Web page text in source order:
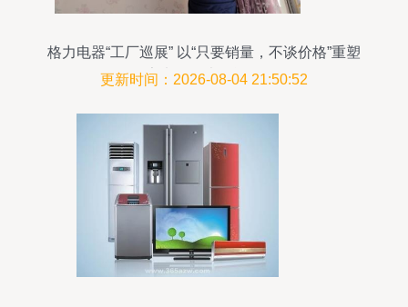
格力电器“工厂巡展” 以“只要销量，不谈价格”重塑
家电年终大促逻辑
更新时间：2026-08-04 21:50:52